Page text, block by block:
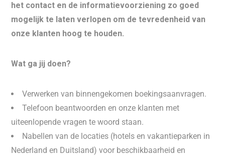
het contact en de informatievoorziening zo goed
mogelijk te laten verlopen om de tevredenheid van
onze klanten hoog te houden.
Wat ga jij doen?
Verwerken van binnengekomen boekingsaanvragen.
Telefoon beantwoorden en onze klanten met
uiteenlopende vragen te woord staan.
Nabellen van de locaties (hotels en vakantieparken in
Nederland en Duitsland) voor beschikbaarheid en